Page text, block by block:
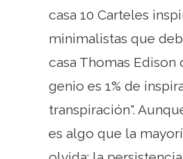
casa 10 Carteles
minimalistas que
casa Thomas Edison
genio es 1% de
transpiración".
es algo que la